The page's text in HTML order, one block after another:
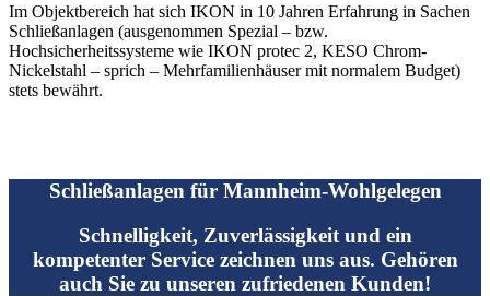
Im Objektbereich hat sich IKON in 10 Jahren Erfahrung in Sachen
Schließanlagen (ausgenommen Spezial – bzw.
Hochsicherheitssysteme wie IKON protec 2, KESO Chrom-
Nickelstahl – sprich – Mehrfamilienhäuser mit normalem Budget)
stets bewährt.
Schließanlagen für Mannheim-Wohlgelegen
Schnelligkeit, Zuverlässigkeit und ein
kompetenter Service zeichnen uns aus. Gehören
auch Sie zu unseren zufriedenen Kunden!